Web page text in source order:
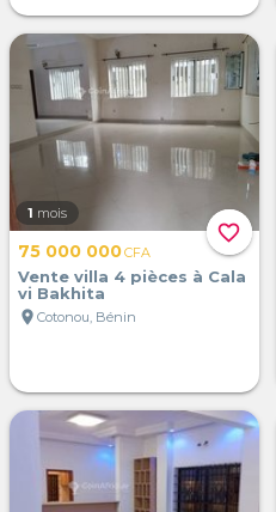
favorite_border
1 mois
75 000 000CFA
Vente villa 4 pièces à Cala
vi Bakhita
location_on Cotonou, Bénin